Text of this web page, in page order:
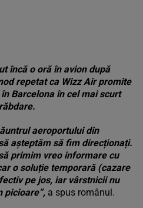
încă o oră în avion după
repetat ca Wizz Air promite
Barcelona în cel mai scurt
aeroportului din
așteptăm să fim direcționați.
primim vreo informare cu
o soluție temporară (cazare
pe jos, iar vârstnicii nu
picioare”, a spus românul.